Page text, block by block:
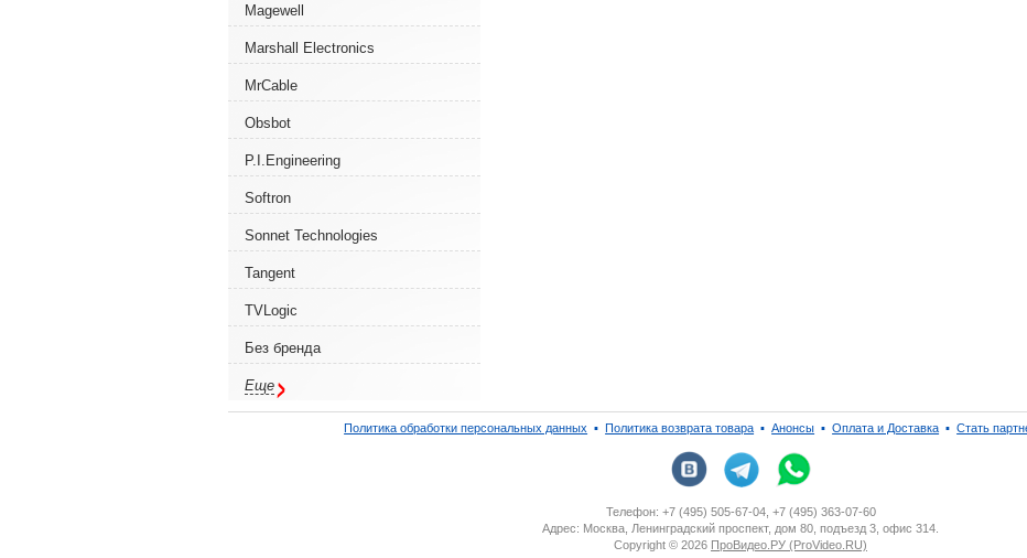
Magewell
Marshall Electronics
MrCable
Obsbot
P.I.Engineering
Softron
Sonnet Technologies
Tangent
TVLogic
Без бренда
Еще
Политика обработки персональных данных ▪ Политика возврата товара ▪ Анонсы ▪ Оплата и Доставка ▪ Стать
Телефон: +7 (495) 505-67-04, +7 (495) 363-07-60
Адрес: Москва, Ленинградский проспект, дом 80, подъезд 3, офис 314.
Copyright © 2026 ПроВидео.РУ (ProVideo.RU)